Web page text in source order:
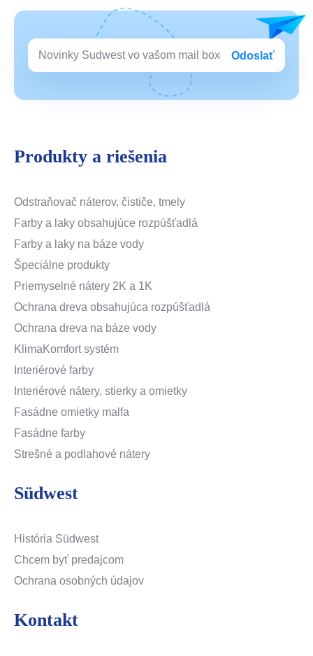
Odoslať
Produkty a riešenia
Odstraňovač náterov, čističe, tmely
Farby a laky obsahujúce rozpúšťadlá
Farby a laky na báze vody
Špeciálne produkty
Priemyselné nátery 2K a 1K
Ochrana dreva obsahujúca rozpúšťadlá
Ochrana dreva na báze vody
KlimaKomfort systém
Interiérové farby
Interiérové nátery, stierky a omietky
Fasádne omietky malfa
Fasádne farby
Strešné a podlahové nátery
Südwest
História Südwest
Chcem byť predajcom
Ochrana osobných údajov
Kontakt